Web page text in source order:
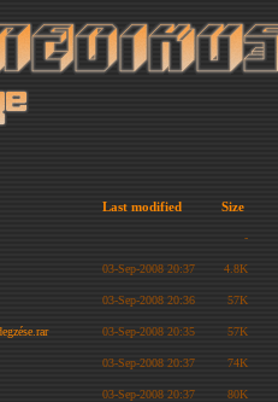
Last modified Size
-
03-Sep-2008 20:37 4.8K
03-Sep-2008 20:36 57K
03-Sep-2008 20:35 57K
03-Sep-2008 20:37 74K
03-Sep-2008 20:37 80K